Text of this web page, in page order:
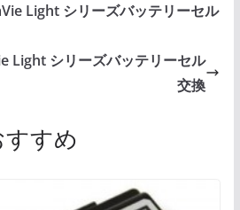
Light シリーズバッテリーセル
Light シリーズバッテリーセル
交換
すめ